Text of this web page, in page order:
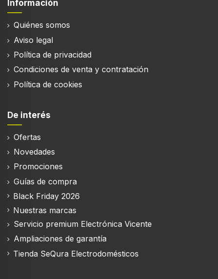
Información
Quiénes somos
Aviso legal
Política de privacidad
Condiciones de venta y contratación
Política de cookies
De interés
Ofertas
Novedades
Promociones
Guías de compra
Black Friday 2026
Nuestras marcas
Servicio premium Electrónica Vicente
Ampliaciones de garantía
Tienda SeQura Electrodomésticos